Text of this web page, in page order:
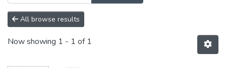
All browse results
Now showing 1 - 1 of 1